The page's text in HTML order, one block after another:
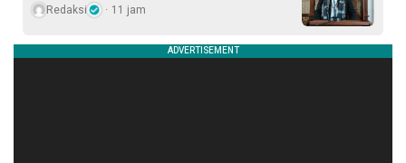
Redaksi 11 jam